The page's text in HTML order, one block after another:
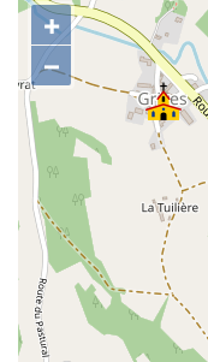
+
–